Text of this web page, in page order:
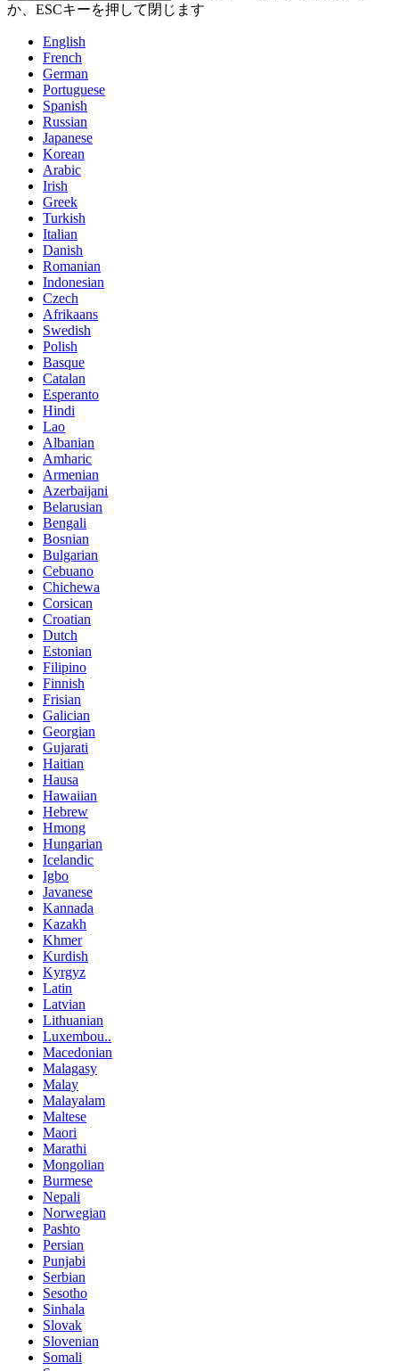
か、ESCキーを押して閉じます
English
French
German
Portuguese
Spanish
Russian
Japanese
Korean
Arabic
Irish
Greek
Turkish
Italian
Danish
Romanian
Indonesian
Czech
Afrikaans
Swedish
Polish
Basque
Catalan
Esperanto
Hindi
Lao
Albanian
Amharic
Armenian
Azerbaijani
Belarusian
Bengali
Bosnian
Bulgarian
Cebuano
Chichewa
Corsican
Croatian
Dutch
Estonian
Filipino
Finnish
Frisian
Galician
Georgian
Gujarati
Haitian
Hausa
Hawaiian
Hebrew
Hmong
Hungarian
Icelandic
Igbo
Javanese
Kannada
Kazakh
Khmer
Kurdish
Kyrgyz
Latin
Latvian
Lithuanian
Luxembou..
Macedonian
Malagasy
Malay
Malayalam
Maltese
Maori
Marathi
Mongolian
Burmese
Nepali
Norwegian
Pashto
Persian
Punjabi
Serbian
Sesotho
Sinhala
Slovak
Slovenian
Somali